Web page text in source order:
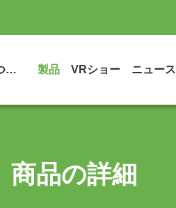
わたしたち に つい て 製品 VRショー ニュース
商品の詳細